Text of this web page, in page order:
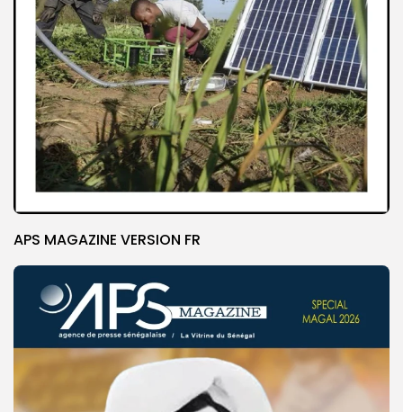
APS MAGAZINE VERSION FR